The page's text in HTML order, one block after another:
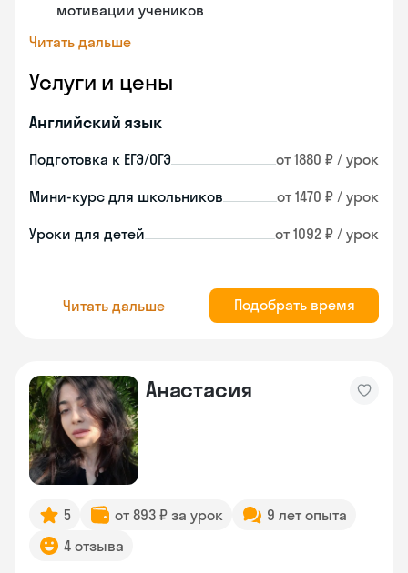
мотивации учеников
Читать дальше
Услуги и цены
Английский язык
Подготовка к ЕГЭ/ОГЭ от 1880 ₽ / урок
Мини-курс для школьников от 1470 ₽ / урок
Уроки для детей от 1092 ₽ / урок
Читать дальше Подобрать время
Анастасия
5 от 893 ₽ за урок
9 лет опыта
4 отзыва